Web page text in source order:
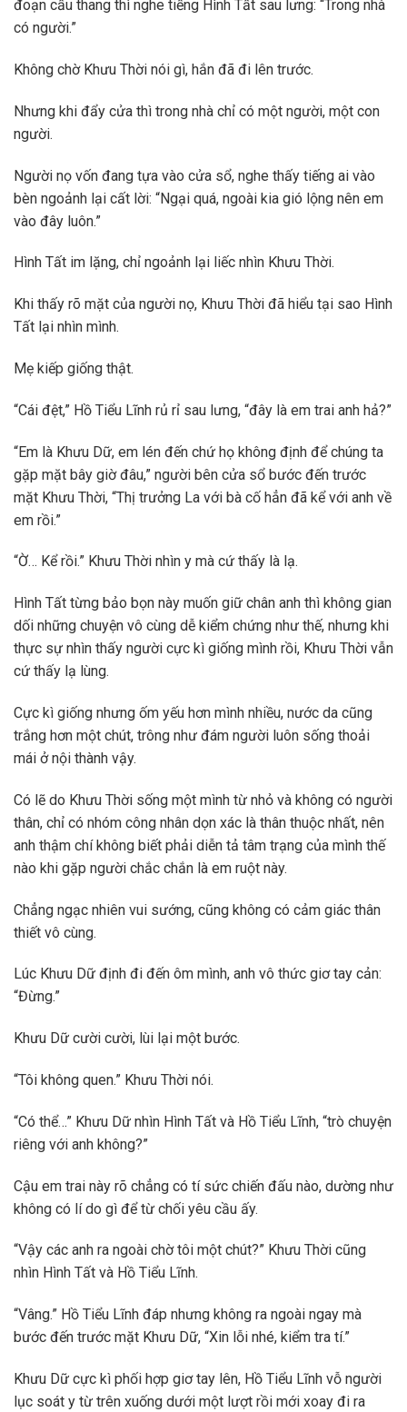
đoạn cầu thang thì nghe tiếng Hình Tất sau lưng: “Trong nhà
có người.”
Không chờ Khưu Thời nói gì, hắn đã đi lên trước.
Nhưng khi đẩy cửa thì trong nhà chỉ có một người, một con
người.
Người nọ vốn đang tựa vào cửa sổ, nghe thấy tiếng ai vào
bèn ngoảnh lại cất lời: “Ngại quá, ngoài kia gió lộng nên em
vào đây luôn.”
Hình Tất im lặng, chỉ ngoảnh lại liếc nhìn Khưu Thời.
Khi thấy rõ mặt của người nọ, Khưu Thời đã hiểu tại sao Hình
Tất lại nhìn mình.
Mẹ kiếp giống thật.
“Cái đệt,” Hồ Tiểu Lĩnh rủ rỉ sau lưng, “đây là em trai anh hả?”
“Em là Khưu Dữ, em lén đến chứ họ không định để chúng ta
gặp mặt bây giờ đâu,” người bên cửa sổ bước đến trước
mặt Khưu Thời, “Thị trưởng La với bà cố hẳn đã kể với anh về
em rồi.”
“Ờ… Kể rồi.” Khưu Thời nhìn y mà cứ thấy là lạ.
Hình Tất từng bảo bọn này muốn giữ chân anh thì không gian
dối những chuyện vô cùng dễ kiểm chứng như thế, nhưng khi
thực sự nhìn thấy người cực kì giống mình rồi, Khưu Thời vẫn
cứ thấy lạ lùng.
Cực kì giống nhưng ốm yếu hơn mình nhiều, nước da cũng
trắng hơn một chút, trông như đám người luôn sống thoải
mái ở nội thành vậy.
Có lẽ do Khưu Thời sống một mình từ nhỏ và không có người
thân, chỉ có nhóm công nhân dọn xác là thân thuộc nhất, nên
anh thậm chí không biết phải diễn tả tâm trạng của mình thế
nào khi gặp người chắc chắn là em ruột này.
Chẳng ngạc nhiên vui sướng, cũng không có cảm giác thân
thiết vô cùng.
Lúc Khưu Dữ định đi đến ôm mình, anh vô thức giơ tay cản:
“Đừng.”
Khưu Dữ cười cười, lùi lại một bước.
“Tôi không quen.” Khưu Thời nói.
“Có thể…” Khưu Dữ nhìn Hình Tất và Hồ Tiểu Lĩnh, “trò chuyện
riêng với anh không?”
Cậu em trai này rõ chẳng có tí sức chiến đấu nào, dường như
không có lí do gì để từ chối yêu cầu ấy.
“Vậy các anh ra ngoài chờ tôi một chút?” Khưu Thời cũng
nhìn Hình Tất và Hồ Tiểu Lĩnh.
“Vâng.” Hồ Tiểu Lĩnh đáp nhưng không ra ngoài ngay mà
bước đến trước mặt Khưu Dữ, “Xin lỗi nhé, kiểm tra tí.”
Khưu Dữ cực kì phối hợp giơ tay lên, Hồ Tiểu Lĩnh vỗ người
lục soát y từ trên xuống dưới một lượt rồi mới xoay đi ra